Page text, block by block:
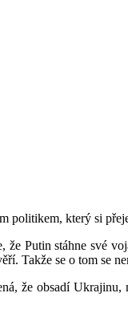
politikem, který si
že Putin stáhne své
Takže se o tom se
že obsadí